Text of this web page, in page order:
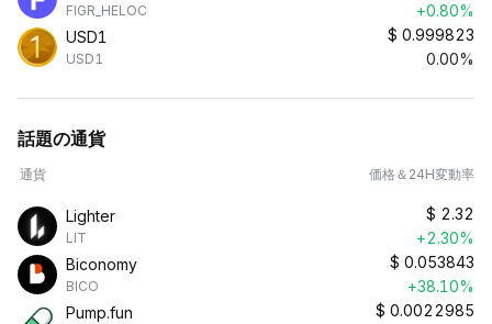
FIGR_HELOC
+0.80%
USD1
USD1
$ 0.999823
0.00%
話題の通貨
通貨 価格＆24H変動率
Lighter
LIT
$ 2.32
+2.30%
Biconomy
BICO
$ 0.053843
+38.10%
Pump.fun
$ 0.0022985